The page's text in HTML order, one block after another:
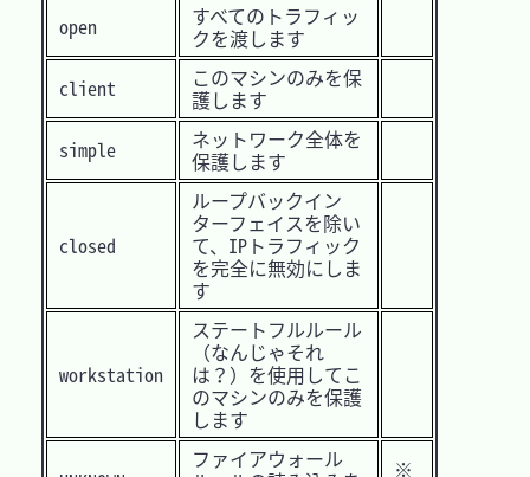
open
すべてのトラフィッ
クを渡します
client
このマシンのみを保
護します
simple
ネットワーク全体を
保護します
closed
ループバックイン
ターフェイスを除い
て、IPトラフィック
を完全に無効にしま
す
workstation
ステートフルルール
（なんじゃそれ
は？）を使用してこ
のマシンのみを保護
します
ファイアウォール ※